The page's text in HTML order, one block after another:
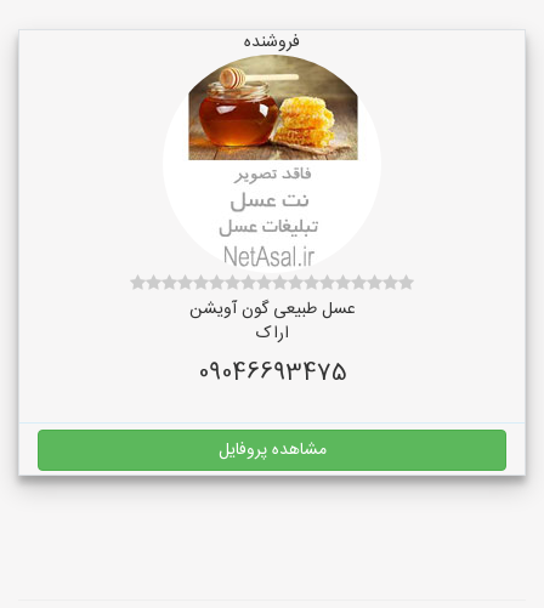
فروشنده
عسل طبیعی گون آویشن
اراک
09046693475
مشاهده پروفایل